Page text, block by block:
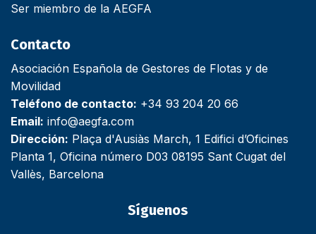
Ser miembro de la AEGFA
Contacto
Asociación Española de Gestores de Flotas y de
Movilidad
Teléfono de contacto: +34 93 204 20 66
Email: info@aegfa.com
Dirección: Plaça d'Ausiàs March, 1 Edifici d’Oficines
Planta 1, Oficina número D03 08195 Sant Cugat del
Vallès, Barcelona
Síguenos